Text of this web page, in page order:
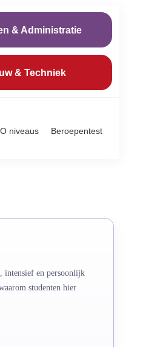
& Administratie
& Techniek
niveaus Beroepentest
intensief en persoonlijk
studenten hier